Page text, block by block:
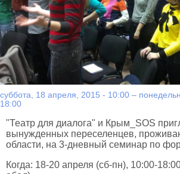
суббота, 18 апреля, 2015 - 10:00 –
18:00
"Театр для диалога" и Крым_SOS
вынужденных переселенцев,
области, на 3-дневный семинар по
Когда: 18-20 апреля (сб-пн), 10:00-